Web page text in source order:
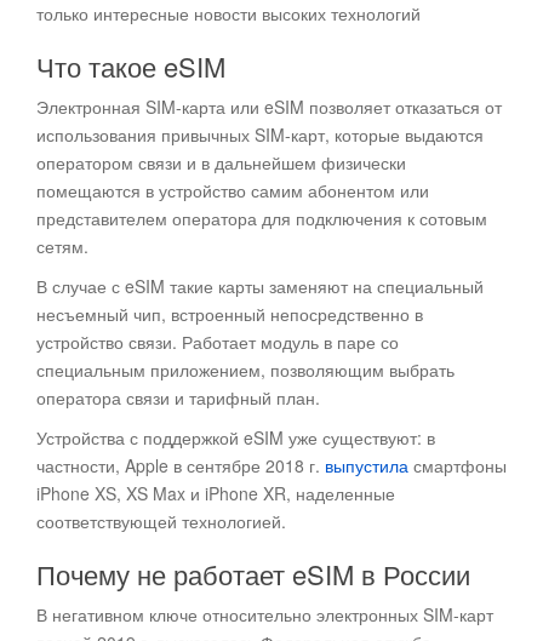
только интересные новости высоких технологий
Что такое eSIM
Электронная SIM-карта или eSIM позволяет отказаться от
использования привычных SIM-карт, которые выдаются
оператором связи и в дальнейшем физически
помещаются в устройство самим абонентом или
представителем оператора для подключения к сотовым
сетям.
В случае с eSIM такие карты заменяют на специальный
несъемный чип, встроенный непосредственно в
устройство связи. Работает модуль в паре со
специальным приложением, позволяющим выбрать
оператора связи и тарифный план.
Устройства с поддержкой eSIM уже существуют: в
частности, Apple в сентябре 2018 г. выпустила смартфоны
iPhone XS, XS Max и iPhone XR, наделенные
соответствующей технологией.
Почему не работает eSIM в России
В негативном ключе относительно электронных SIM-карт